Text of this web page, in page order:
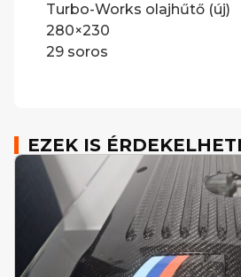
Turbo-Works olajhűtő (új)
280×230
29 soros
EZEK IS